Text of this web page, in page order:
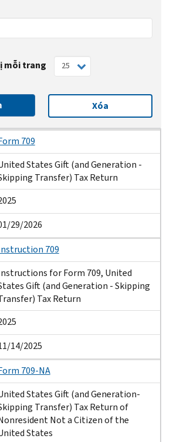
mỗi trang
Xóa
709
States Gift (and Generation -
Transfer) Tax Return
29/2026
709
for Form 709, United
Gift (and Generation - Skipping
Tax Return
14/2025
709-NA
States Gift (and Generation-
Transfer) Tax Return of
Not a Citizen of the
States